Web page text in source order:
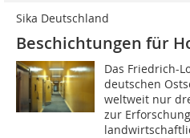
Sika Deutschland
Beschichtungen für
Das Friedrich-
deutschen
weltweit nur
zur